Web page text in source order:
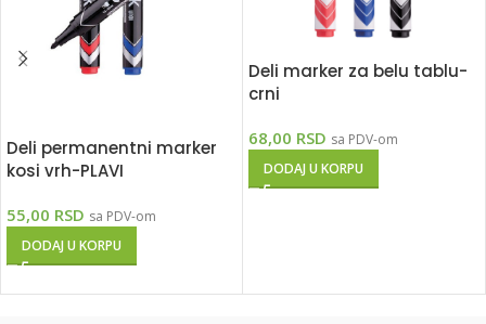
Deli permanentni marker
kosi vrh-PLAVI
55,00 RSD sa PDV-om
DODAJ U KORPU
Deli marker za belu tablu-
crni
68,00 RSD sa PDV-om
DODAJ U KORPU